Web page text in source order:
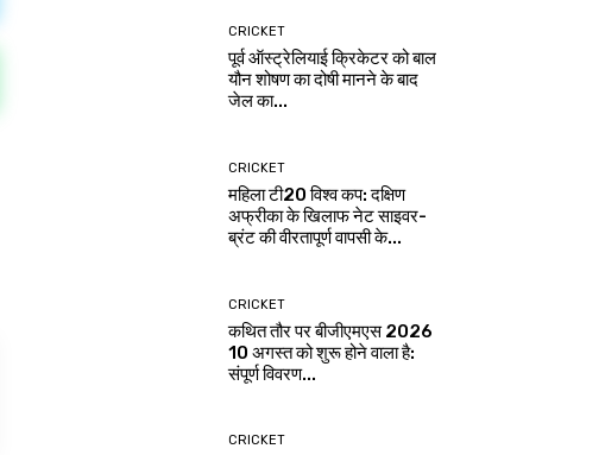
CRICKET
पूर्व ऑस्ट्रेलियाई क्रिकेटर को बाल
यौन शोषण का दोषी मानने के बाद
जेल का...
CRICKET
महिला टी20 विश्व कप: दक्षिण
अफ्रीका के खिलाफ नेट साइवर-
ब्रंट की वीरतापूर्ण वापसी के...
CRICKET
कथित तौर पर बीजीएमएस 2026
10 अगस्त को शुरू होने वाला है:
संपूर्ण विवरण...
CRICKET